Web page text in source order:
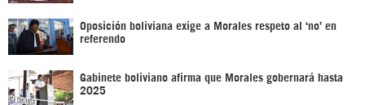
Oposición boliviana exige a Morales respeto al ‘no’ en
referendo
Gabinete boliviano afirma que Morales gobernará hasta
2025